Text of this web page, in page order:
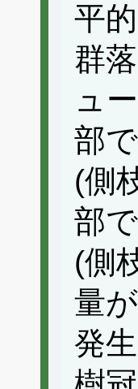
平
群
ュ
部
(側
部
(側
量
発